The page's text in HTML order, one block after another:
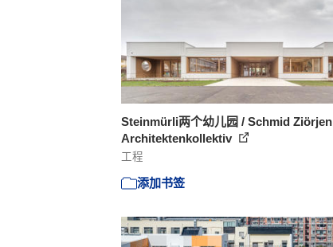
Steinmürli两个幼儿园 / Schmid Ziörjen
Architektenkollektiv
工程
添加书签